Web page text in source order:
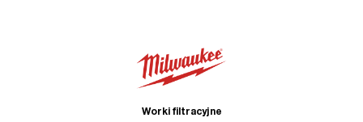
Worki filtracyjne